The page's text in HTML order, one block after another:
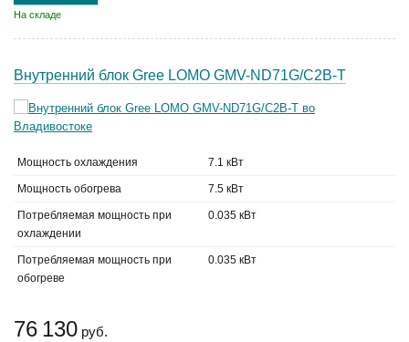
На складе
Внутренний блок Gree LOMO GMV-ND71G/C2B-T
Мощность охлаждения 7.1 кВт
Мощность обогрева 7.5 кВт
Потребляемая мощность при
охлаждении
0.035 кВт
Потребляемая мощность при
обогреве
0.035 кВт
76 130 руб.